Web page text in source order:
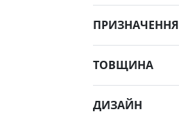
ПРИЗНАЧЕННЯ
ТОВЩИНА
ДИЗАЙН